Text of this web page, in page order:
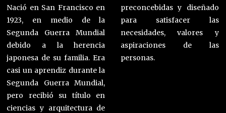
Nació en San Francisco en
1923, en medio de la
Segunda Guerra Mundial
debido a la herencia
japonesa de su familia. Era
casi un aprendiz durante la
Segunda Guerra Mundial,
pero recibió su título en
ciencias y arquitectura de
preconcebidas y diseñado
para satisfacer las
necesidades, valores y
aspiraciones de las
personas.